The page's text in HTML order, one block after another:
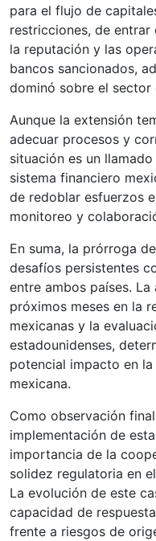
para el flujo de
restricciones, de
la reputación y las
bancos sancionados,
dominó sobre el sector
Aunque la extensión
adecuar procesos y
situación es un
sistema financiero
de redoblar esfuerzos
monitoreo y
En suma, la prórroga
desafíos persistentes
entre ambos países.
próximos meses en la
mexicanas y la
estadounidenses,
potencial impacto en
mexicana.
Como observación
implementación de
importancia de la
solidez regulatoria en
La evolución de este
capacidad de
frente a riesgos de